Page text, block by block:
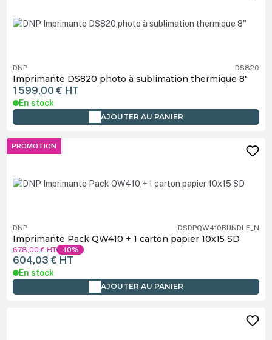
DNP DS820
Imprimante DS820 photo à sublimation thermique 8"
1 599,00 € HT
En stock
AJOUTER AU PANIER
PROMOTION
DNP DSDPQW410BUNDLE_N
Imprimante Pack QW410 + 1 carton papier 10x15 SD
678,00 €HT -10%
604,03 € HT
En stock
AJOUTER AU PANIER